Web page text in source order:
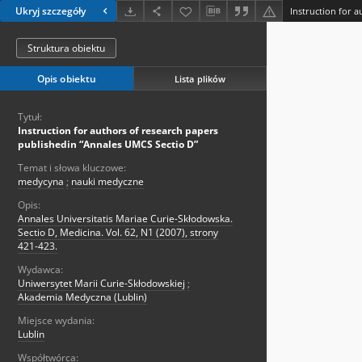
Ukryj szczegóły
Struktura obiektu
Opis obiektu Lista plików
Tytuł:
Instruction for authors of research papers
publishedin “Annales UMCS Sectio D”
Temat i słowa kluczowe:
medycyna ; nauki medyczne
Opis:
Annales Universitatis Mariae Curie-Skłodowska.
Sectio D, Medicina. Vol. 62, N1 (2007), strony
421-423.
Wydawca:
Uniwersytet Marii Curie-Skłodowskiej ;
Akademia Medyczna (Lublin)
Miejsce wydania:
Lublin
Współtwórca: